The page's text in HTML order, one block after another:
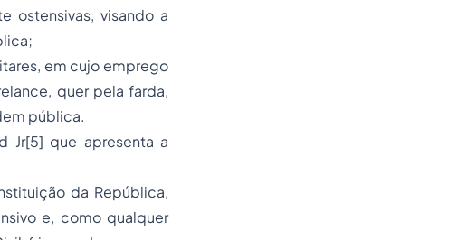
ostensivas, visando a
em cujo emprego
quer pela farda,
pública.
Jr[5] que apresenta a
da República,
e, como qualquer